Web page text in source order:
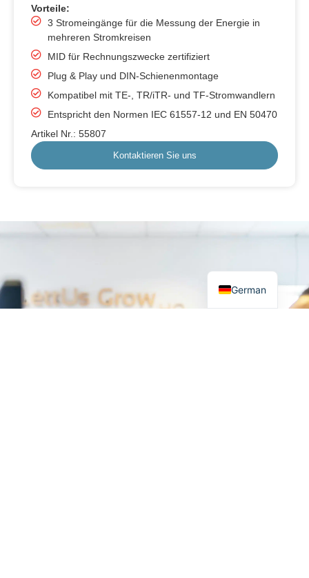
Vorteile:
3 Stromeingänge für die Messung der Energie in
mehreren Stromkreisen
MID für Rechnungszwecke zertifiziert
Plug & Play und DIN-Schienenmontage
Kompatibel mit TE-, TR/iTR- und TF-Stromwandlern
Entspricht den Normen IEC 61557-12 und EN 50470
Artikel Nr.: 55807
Kontaktieren Sie uns
German